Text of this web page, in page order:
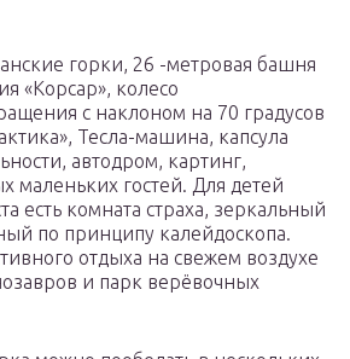
горки, 26 -метровая башня
«Корсар», колесо
с наклоном на 70 градусов
Тесла-машина, капсула
автодром, картинг,
маленьких гостей. Для детей
есть комната страха, зеркальный
по принципу калейдоскопа.
отдыха на свежем воздухе
и парк верёвочных